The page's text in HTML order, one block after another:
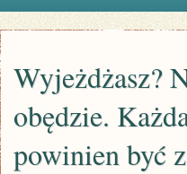
Wyjeżdżasz?
obędzie.
powinien być